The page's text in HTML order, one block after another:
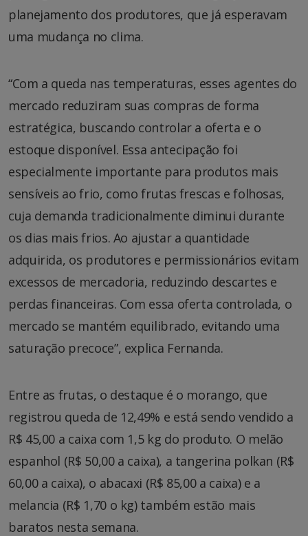
planejamento dos produtores, que já esperavam
uma mudança no clima.
“Com a queda nas temperaturas, esses agentes do
mercado reduziram suas compras de forma
estratégica, buscando controlar a oferta e o
estoque disponível. Essa antecipação foi
especialmente importante para produtos mais
sensíveis ao frio, como frutas frescas e folhosas,
cuja demanda tradicionalmente diminui durante
os dias mais frios. Ao ajustar a quantidade
adquirida, os produtores e permissionários evitam
excessos de mercadoria, reduzindo descartes e
perdas financeiras. Com essa oferta controlada, o
mercado se mantém equilibrado, evitando uma
saturação precoce”, explica Fernanda.
Entre as frutas, o destaque é o morango, que
registrou queda de 12,49% e está sendo vendido a
R$ 45,00 a caixa com 1,5 kg do produto. O melão
espanhol (R$ 50,00 a caixa), a tangerina polkan (R$
60,00 a caixa), o abacaxi (R$ 85,00 a caixa) e a
melancia (R$ 1,70 o kg) também estão mais
baratos nesta semana.